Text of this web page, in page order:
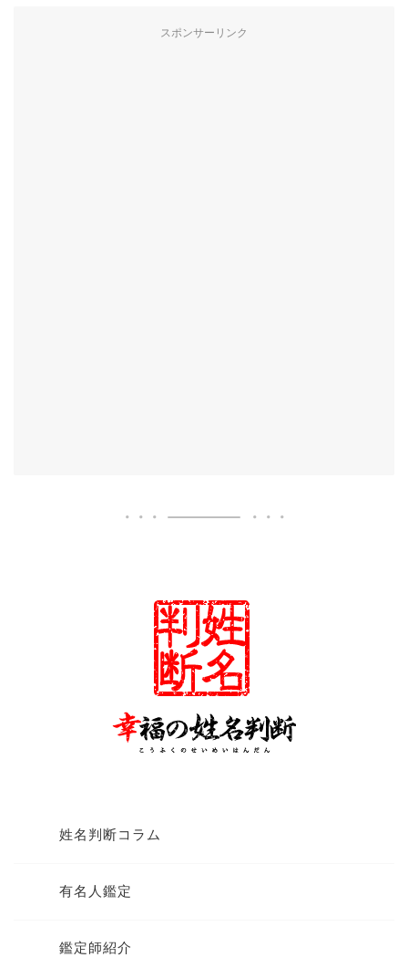
スポンサーリンク
姓名判断コラム
有名人鑑定
鑑定師紹介